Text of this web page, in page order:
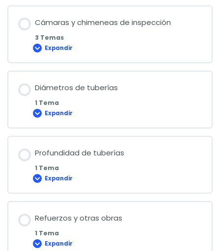
Cámaras y chimeneas de inspección
3 Temas
Expandir
Cámaras
chimeneas
de
Diámetros de tuberías
1 Tema
Expandir
Diámetros
tuberías
Profundidad de tuberías
1 Tema
Expandir
Profundidad
tuberías
Refuerzos y otras obras
1 Tema
Expandir
Refuerzos